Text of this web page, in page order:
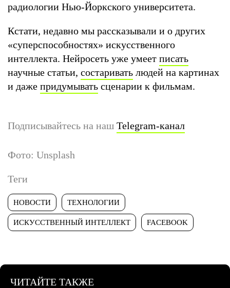
радиологии Нью-Йоркского университета.
Кстати, недавно мы рассказывали и о других
«суперспособностях» искусственного
интеллекта. Нейросеть уже умеет писать
научные статьи, состаривать людей на картинах
и даже придумывать сценарии к фильмам.
Подписывайтесь на наш Telegram-канал
Фото: Unsplash
Теги
НОВОСТИ ТЕХНОЛОГИИ
ИСКУССТВЕННЫЙ ИНТЕЛЛЕКТ FACEBOOK
ЧИТАЙТЕ ТАКЖЕ